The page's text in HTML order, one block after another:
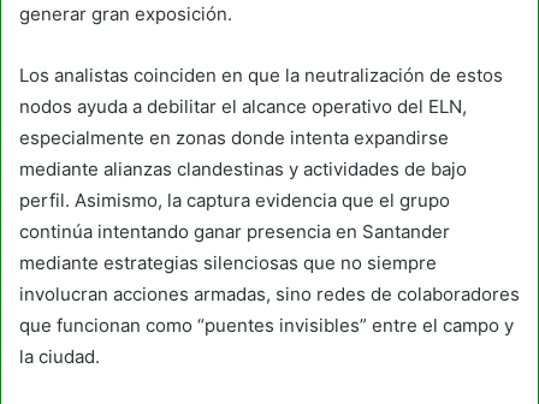
generar gran exposición.
Los analistas coinciden en que la neutralización de estos
nodos ayuda a debilitar el alcance operativo del ELN,
especialmente en zonas donde intenta expandirse
mediante alianzas clandestinas y actividades de bajo
perfil. Asimismo, la captura evidencia que el grupo
continúa intentando ganar presencia en Santander
mediante estrategias silenciosas que no siempre
involucran acciones armadas, sino redes de colaboradores
que funcionan como “puentes invisibles” entre el campo y
la ciudad.